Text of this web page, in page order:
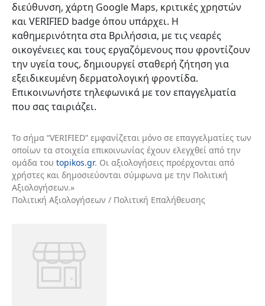
διεύθυνση, χάρτη Google Maps, κριτικές χρηστών
και VERIFIED badge όπου υπάρχει. Η
καθημερινότητα στα Βριλήσσια, με τις νεαρές
οικογένειες και τους εργαζόμενους που φροντίζουν
την υγεία τους, δημιουργεί σταθερή ζήτηση για
εξειδικευμένη δερματολογική φροντίδα.
Επικοινωνήστε τηλεφωνικά με τον επαγγελματία
που σας ταιριάζει.
Το σήμα “VERIFIED” εμφανίζεται μόνο σε επαγγελματίες των
οποίων τα στοιχεία επικοινωνίας έχουν ελεγχθεί από την
ομάδα του topikos.gr. Οι αξιολογήσεις προέρχονται από
χρήστες και δημοσιεύονται σύμφωνα με την Πολιτική
Αξιολογήσεων.»
Πολιτική Αξιολογήσεων / Πολιτική Επαλήθευσης